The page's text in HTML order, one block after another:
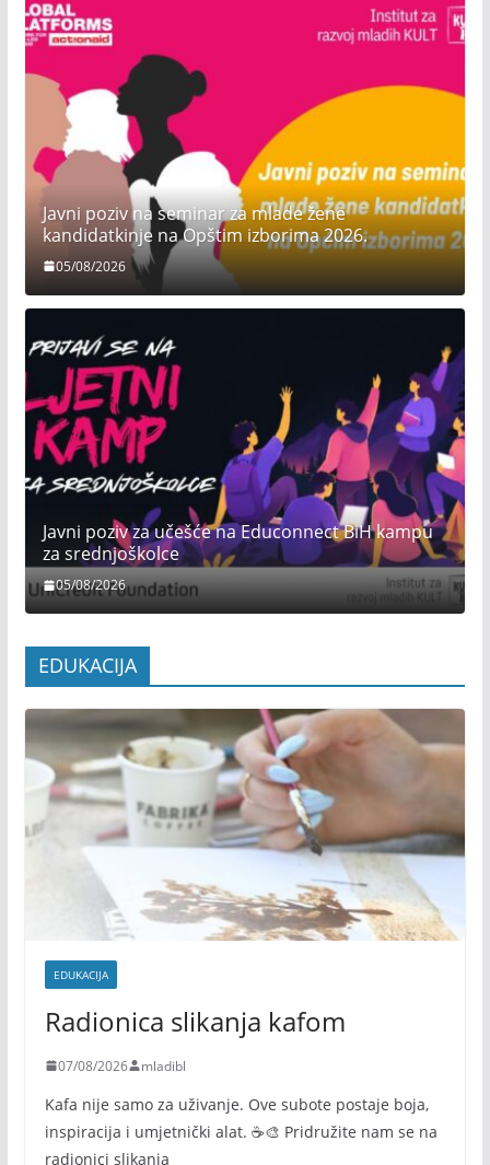
Javni poziv na seminar za mlade žene
kandidatkinje na Opštim izborima 2026.
05/08/2026
Javni poziv za učešće na Educonnect BiH kampu
za srednjoškolce
05/08/2026
EDUKACIJA
EDUKACIJA
Radionica slikanja kafom
07/08/2026 mladibl
Kafa nije samo za uživanje. Ove subote postaje boja,
inspiracija i umjetnički alat. ☕🎨 Pridružite nam se na
radionici slikanja